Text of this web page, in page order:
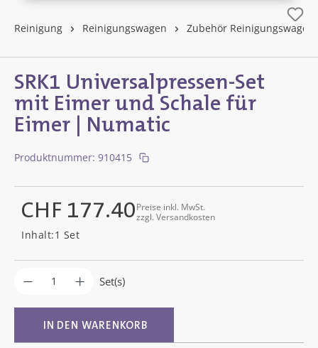
Reinigung Reinigungswagen Zubehör Reinigungswagen
SRK1 Universalpressen-Set
mit Eimer und Schale für
Eimer | Numatic
Regulärer Preis:
CHF 177.40Preise inkl. MwSt.
zzgl. Versandkosten
Inhalt:1 Set
Produkt Anzahl: Gib den gewünschten
Set(s)
IN DEN WARENKORB
Produktnummer: 910415